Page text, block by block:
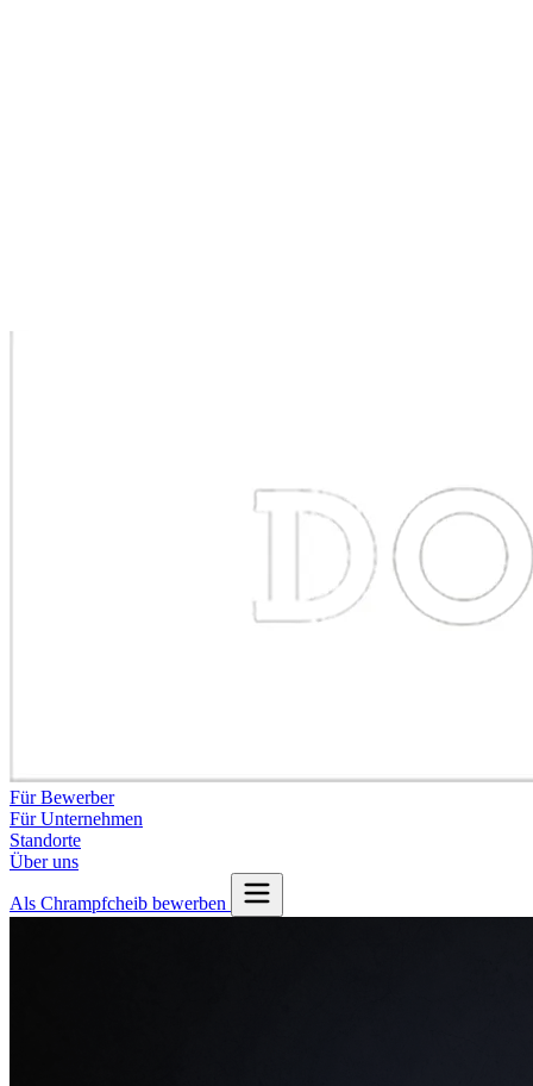
Für Bewerber
Für Unternehmen
Standorte
Über uns
Als Chrampfcheib bewerben